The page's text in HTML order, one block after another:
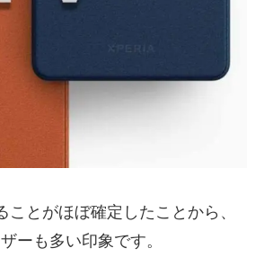
とがほぼ確定したことから、
ーも多い印象です。